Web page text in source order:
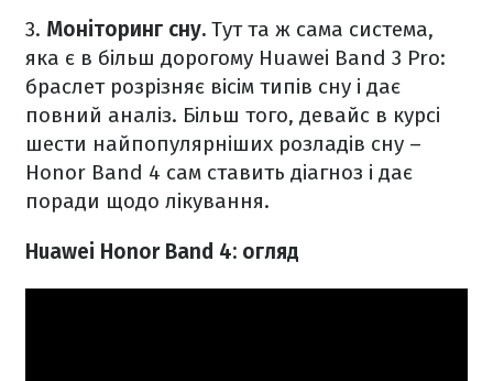
3. Моніторинг сну. Тут та ж сама система,
яка є в більш дорогому Huawei Band 3 Pro:
браслет розрізняє вісім типів сну і дає
повний аналіз. Більш того, девайс в курсі
шести найпопулярніших розладів сну –
Honor Band 4 сам ставить діагноз і дає
поради щодо лікування.
Huawei Honor Band 4: огляд